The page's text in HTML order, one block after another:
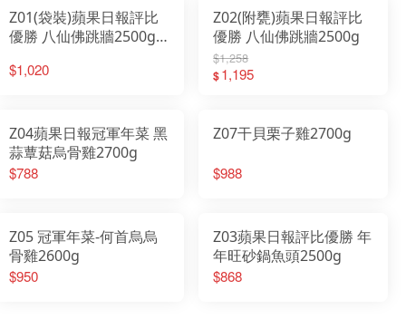
Z01(袋裝)蘋果日報評比
優勝 八仙佛跳牆2500g-
$1,020
Z02(附甕)蘋果日報評比
優勝 八仙佛跳牆2500g
$1,258
$1,195
Z04蘋果日報冠軍年菜 黑
蒜蕈菇烏骨雞2700g
$788
Z07干貝栗子雞2700g
$988
Z05 冠軍年菜-何首烏烏
骨雞2600g
$950
Z03蘋果日報評比優勝 年
年旺砂鍋魚頭2500g
$868